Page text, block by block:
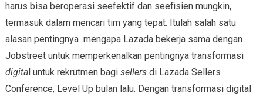
harus bisa beroperasi seefektif dan seefisien mungkin,
termasuk dalam mencari tim yang tepat. Itulah salah satu
alasan pentingnya mengapa Lazada bekerja sama dengan
Jobstreet untuk memperkenalkan pentingnya transformasi
digital untuk rekrutmen bagi sellers di Lazada Sellers
Conference, Level Up bulan lalu. Dengan transformasi digital